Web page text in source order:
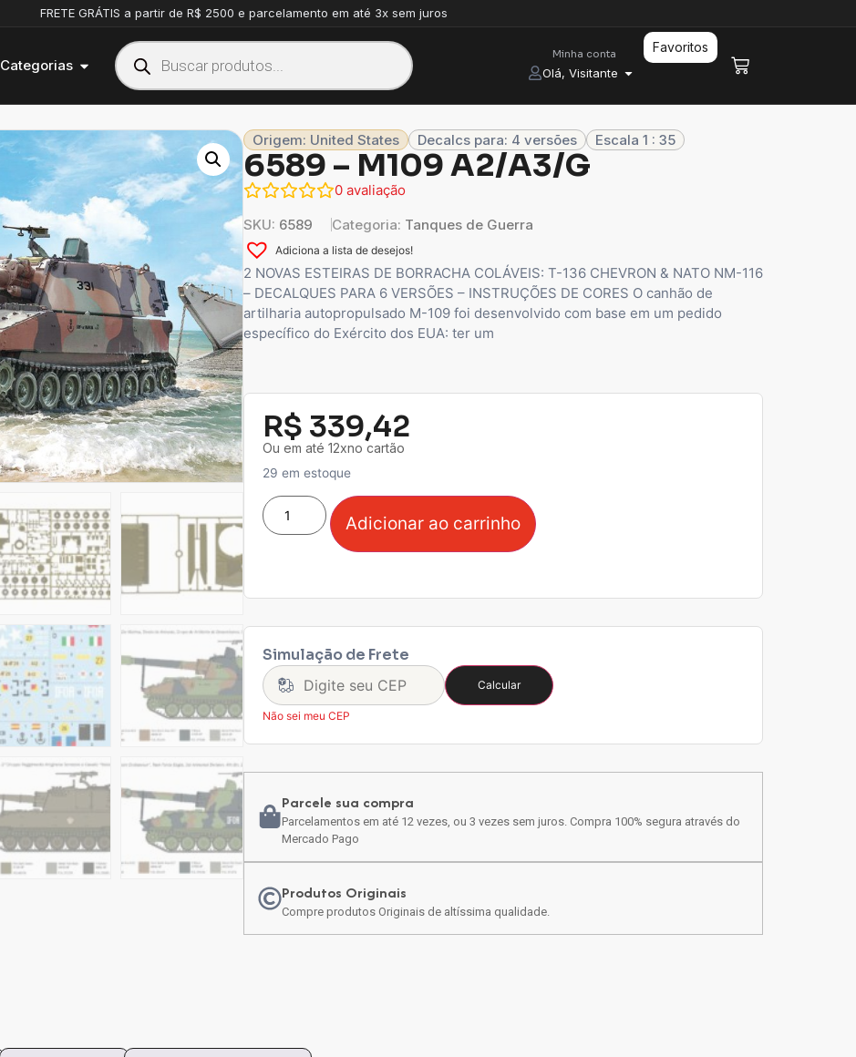
FRETE GRÁTIS a partir de R$ 2500 e parcelamento em até 3x sem juros
Categorias
Minha conta
Olá, Visitante
Favoritos
Origem: United States Decalcs para: 4 versões Escala 1 : 35
6589 – M109 A2/A3/G
0 avaliação
SKU: 6589 Categoria: Tanques de Guerra
Adiciona a lista de desejos!
2 NOVAS ESTEIRAS DE BORRACHA COLÁVEIS: T-136 CHEVRON & NATO NM-116
– DECALQUES PARA 6 VERSÕES – INSTRUÇÕES DE CORES O canhão de
artilharia autopropulsado M-109 foi desenvolvido com base em um pedido
específico do Exército dos EUA: ter um
R$ 339,42
Ou em até 12xno cartão
29 em estoque
Adicionar ao carrinho
Simulação de Frete
Calcular
Não sei meu CEP
Parcele sua compra
Parcelamentos em até 12 vezes, ou 3 vezes sem juros. Compra 100% segura através do
Mercado Pago
Produtos Originais
Compre produtos Originais de altíssima qualidade.